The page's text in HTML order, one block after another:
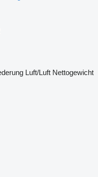
Luft/Luft Nettogewicht